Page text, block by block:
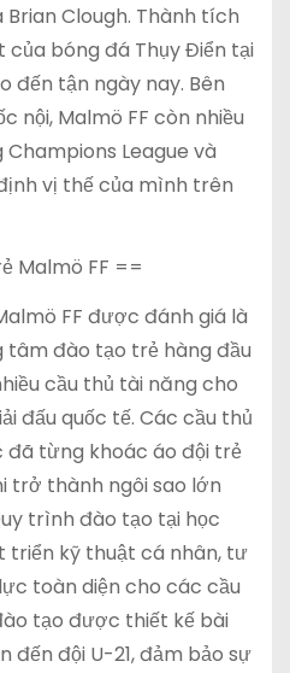
Clough. Thành tích
bóng đá Thụy Điển tại
đến tận ngày nay. Bên
nội, Malmö FF còn nhiều
League và
vị thế của mình trên
Malmö FF ==
FF được đánh giá là
đào tạo trẻ hàng đầu
cầu thủ tài năng cho
đấu quốc tế. Các cầu thủ
đã từng khoác áo đội trẻ
trở thành ngôi sao lớn
trình đào tạo tại học
triển kỹ thuật cá nhân, tư
toàn diện cho các cầu
tạo được thiết kế bài
đến đội U-21, đảm bảo sự